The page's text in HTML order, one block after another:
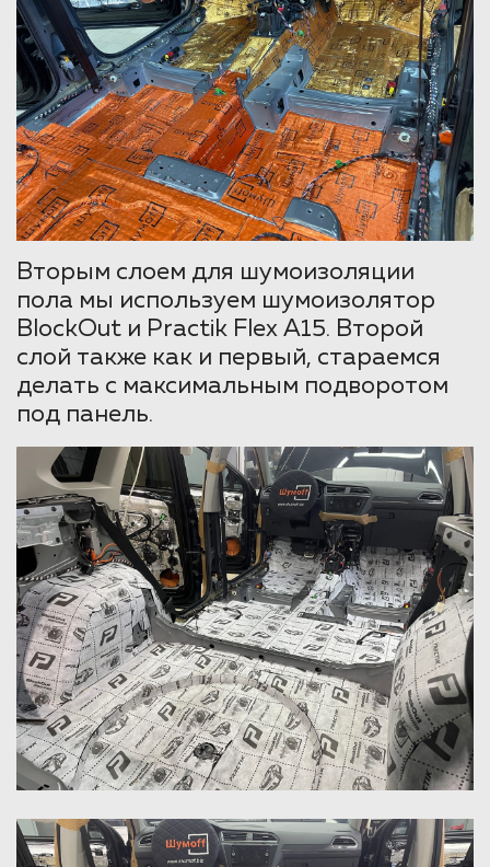
Вторым слоем для шумоизоляции
пола мы используем шумоизолятор
BlockOut и Practik Flex А15. Второй
слой также как и первый, стараемся
делать с максимальным подворотом
под панель.